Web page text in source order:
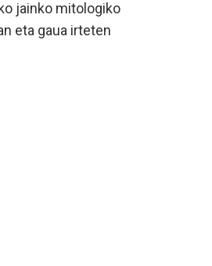
jainko mitologiko
eta gaua irteten